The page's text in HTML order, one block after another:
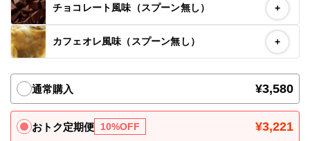
POWER OF HUMAN
コラム
ドン・キホーテ x VALX
ドラッグストア x VALX
チョコレート風味（スプーン無し） +
カフェオレ風味（スプーン無し） +
通常購入 ¥3,580
おトク定期便 10%OFF ¥3,221